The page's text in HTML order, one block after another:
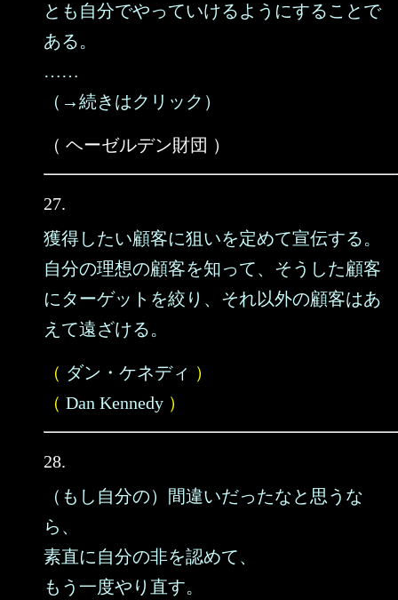
とも自分でやっていけるようにすることで
ある。
……
（→続きはクリック）
（ ヘーゼルデン財団 ）
27.
獲得したい顧客に狙いを定めて宣伝する。
自分の理想の顧客を知って、そうした顧客
にターゲットを絞り、それ以外の顧客はあ
えて遠ざける。
（ ダン・ケネディ ）
（ Dan Kennedy ）
28.
（もし自分の）間違いだったなと思うな
ら、
素直に自分の非を認めて、
もう一度やり直す。